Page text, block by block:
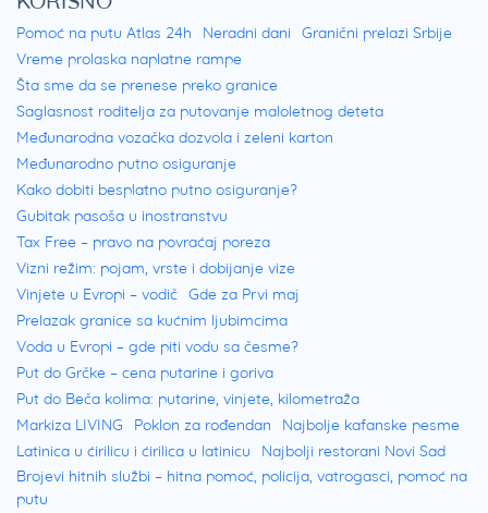
Pomoć na putu Atlas 24h Neradni dani
Granični prelazi Srbije
Vreme prolaska naplatne rampe
Šta sme da se prenese preko granice
Saglasnost roditelja za putovanje maloletnog deteta
Međunarodna vozačka dozvola i zeleni karton
Međunarodno putno osiguranje
Kako dobiti besplatno putno osiguranje?
Gubitak pasoša u inostranstvu
Tax Free – pravo na povraćaj poreza
Vizni režim: pojam, vrste i dobijanje vize
Vinjete u Evropi – vodič Gde za Prvi maj
Prelazak granice sa kućnim ljubimcima
Voda u Evropi – gde piti vodu sa česme?
Put do Grčke – cena putarine i goriva
Put do Beča kolima: putarine, vinjete, kilometraža
Markiza LIVING
Poklon za rođendan
Najbolje kafanske pesme
Latinica u ćirilicu i ćirilica u latinicu
Najbolji restorani Novi Sad
Brojevi hitnih službi – hitna pomoć, policija, vatrogasci, pomoć na
putu